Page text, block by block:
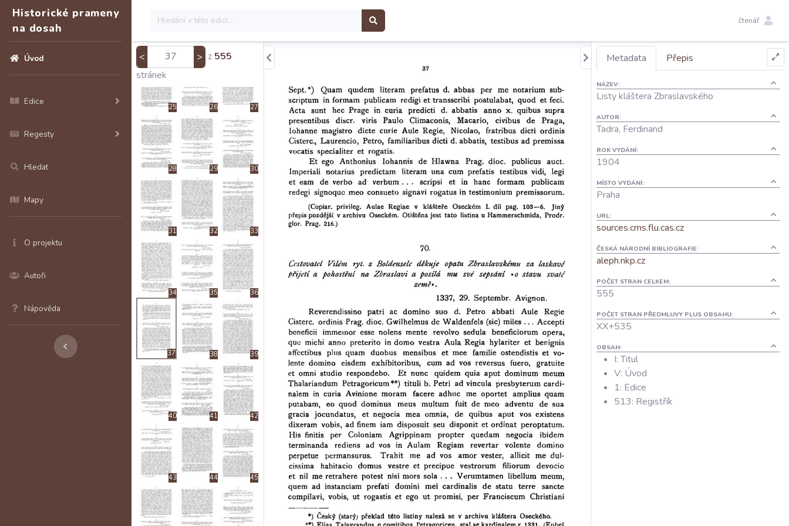
Historické prameny
na dosah
Úvod
Edice
Regesty
Hledat
Mapy
O projektu
Autoři
Nápověda
čtenář
< > z 555
stránek
22 23 24
25 26 27
28 29 30
31 32 33
34 35 36
37 38 39
40 41 42
43 44 45
Metadata Přepis
NÁZEV:
Listy kláštera Zbraslavského
AUTOR:
Tadra, Ferdinand
ROK VYDÁNÍ:
1904
MÍSTO VYDÁNÍ:
Praha
URL:
sources.cms.flu.cas.cz
ČESKÁ NÁRODNÍ BIBLIOGRAFIE:
aleph.nkp.cz
POČET STRAN CELKEM:
555
POČET STRAN PŘEDMLUVY PLUS OBSAHU:
XX+535
OBSAH:
I: Titul
V: Úvod
1: Edice
513: Registřík